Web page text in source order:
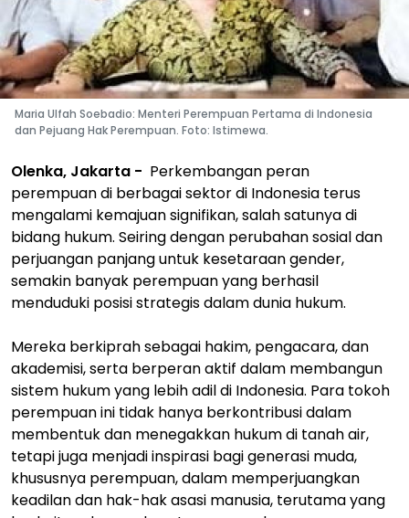
Maria Ulfah Soebadio: Menteri Perempuan Pertama di Indonesia
dan Pejuang Hak Perempuan. Foto: Istimewa.
Olenka, Jakarta - Perkembangan peran
perempuan di berbagai sektor di Indonesia terus
mengalami kemajuan signifikan, salah satunya di
bidang hukum. Seiring dengan perubahan sosial dan
perjuangan panjang untuk kesetaraan gender,
semakin banyak perempuan yang berhasil
menduduki posisi strategis dalam dunia hukum.
Mereka berkiprah sebagai hakim, pengacara, dan
akademisi, serta berperan aktif dalam membangun
sistem hukum yang lebih adil di Indonesia. Para tokoh
perempuan ini tidak hanya berkontribusi dalam
membentuk dan menegakkan hukum di tanah air,
tetapi juga menjadi inspirasi bagi generasi muda,
khususnya perempuan, dalam memperjuangkan
keadilan dan hak-hak asasi manusia, terutama yang